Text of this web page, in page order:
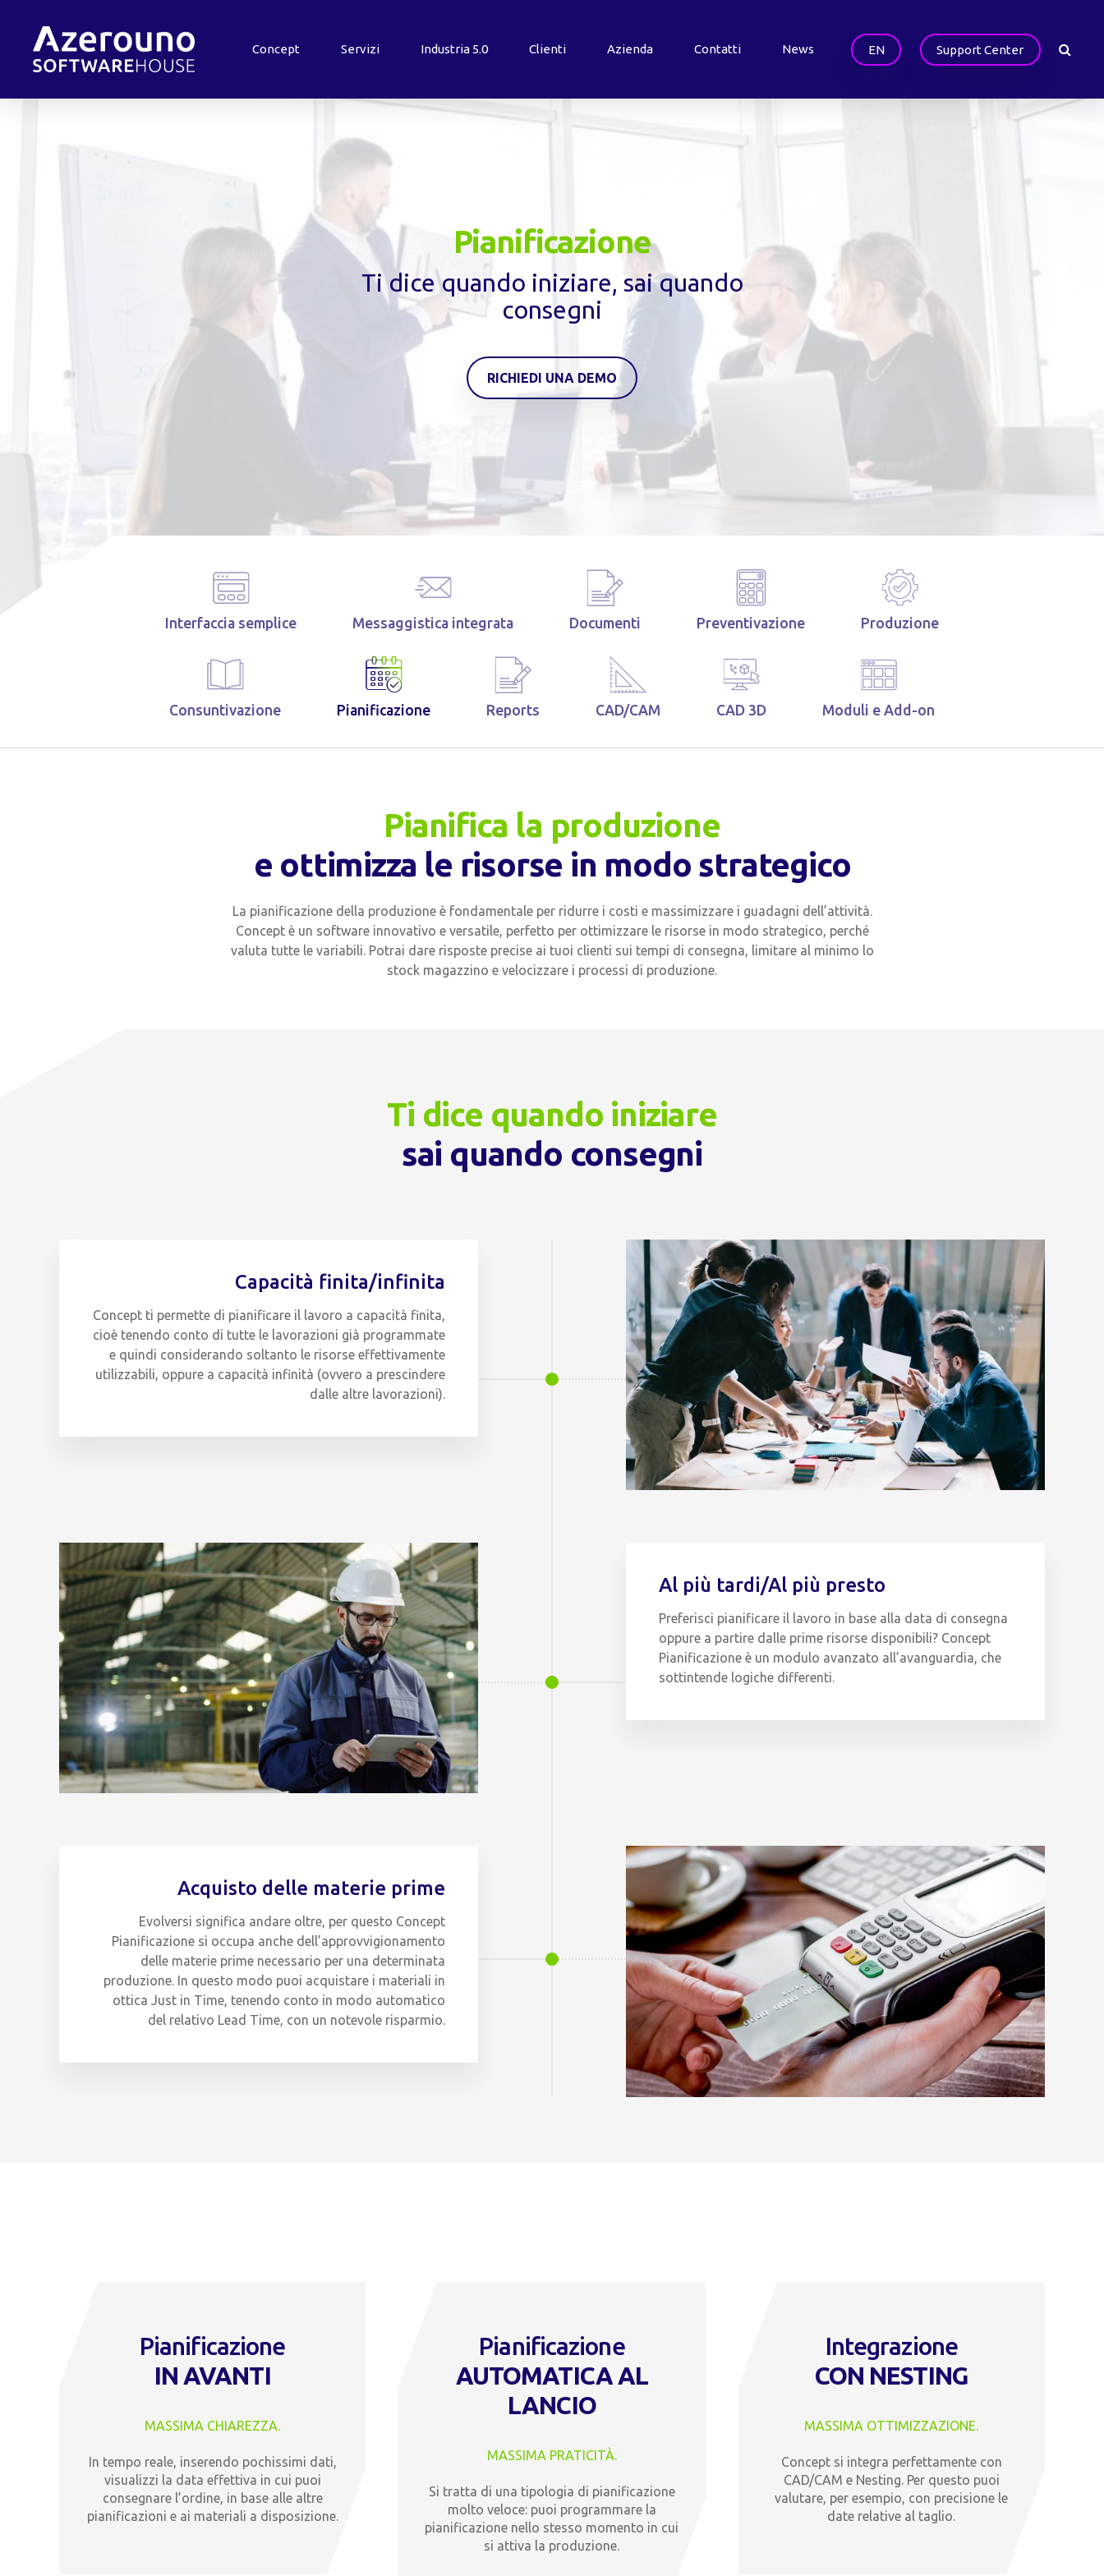
EN Support Center
Concept Servizi Industria 5.0 Clienti Azienda Contatti News
Pianificazione
Ti dice quando iniziare, sai quando
consegni
RICHIEDI UNA DEMO
Interfaccia semplice Messaggistica integrata Documenti Preventivazione Produzione
Consuntivazione Pianificazione Reports CAD/CAM CAD 3D Moduli e Add-on
Pianifica la produzione
e ottimizza le risorse in modo strategico
La pianificazione della produzione è fondamentale per ridurre i costi e massimizzare i guadagni dell’attività.
Concept è un software innovativo e versatile, perfetto per ottimizzare le risorse in modo strategico, perché
valuta tutte le variabili. Potrai dare risposte precise ai tuoi clienti sui tempi di consegna, limitare al minimo lo
stock magazzino e velocizzare i processi di produzione.
Ti dice quando iniziare
sai quando consegni
Capacità finita/infinita
Concept ti permette di pianificare il lavoro a capacità finita,
cioè tenendo conto di tutte le lavorazioni già programmate
e quindi considerando soltanto le risorse effettivamente
utilizzabili, oppure a capacità infinità (ovvero a prescindere
dalle altre lavorazioni).
Al più tardi/Al più presto
Preferisci pianificare il lavoro in base alla data di consegna
oppure a partire dalle prime risorse disponibili? Concept
Pianificazione è un modulo avanzato all’avanguardia, che
sottintende logiche differenti.
Acquisto delle materie prime
Evolversi significa andare oltre, per questo Concept
Pianificazione si occupa anche dell’approvvigionamento
delle materie prime necessario per una determinata
produzione. In questo modo puoi acquistare i materiali in
ottica Just in Time, tenendo conto in modo automatico
del relativo Lead Time, con un notevole risparmio.
Pianificazione
IN AVANTI
MASSIMA CHIAREZZA.
In tempo reale, inserendo pochissimi dati,
visualizzi la data effettiva in cui puoi
consegnare l’ordine, in base alle altre
pianificazioni e ai materiali a disposizione.
Pianificazione
AUTOMATICA AL
LANCIO
MASSIMA PRATICITÀ.
Si tratta di una tipologia di pianificazione
molto veloce: puoi programmare la
pianificazione nello stesso momento in cui
si attiva la produzione.
Integrazione
CON NESTING
MASSIMA OTTIMIZZAZIONE.
Concept si integra perfettamente con
CAD/CAM e Nesting. Per questo puoi
valutare, per esempio, con precisione le
date relative al taglio.